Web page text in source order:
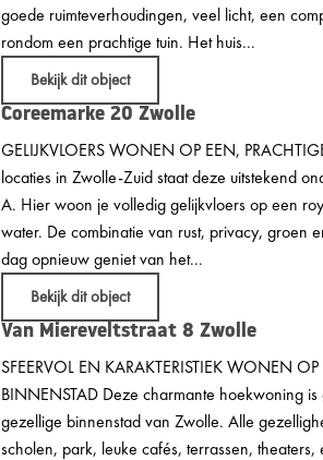
goede ruimteverhoudingen, veel licht, een
rondom een prachtige tuin. Het huis...
Bekijk dit object
Coreemarke 20 Zwolle
GELIJKVLOERS WONEN OP EEN,
locaties in Zwolle-Zuid staat deze uitstekend
A. Hier woon je volledig gelijkvloers op een
water. De combinatie van rust, privacy, groen
dag opnieuw geniet van het...
Bekijk dit object
Van Miereveltstraat 8 Zwolle
SFEERVOL EN KARAKTERISTIEK WONEN
BINNENSTAD Deze charmante hoekwoning
gezellige binnenstad van Zwolle. Alle
scholen, park, leuke cafés, terrassen,